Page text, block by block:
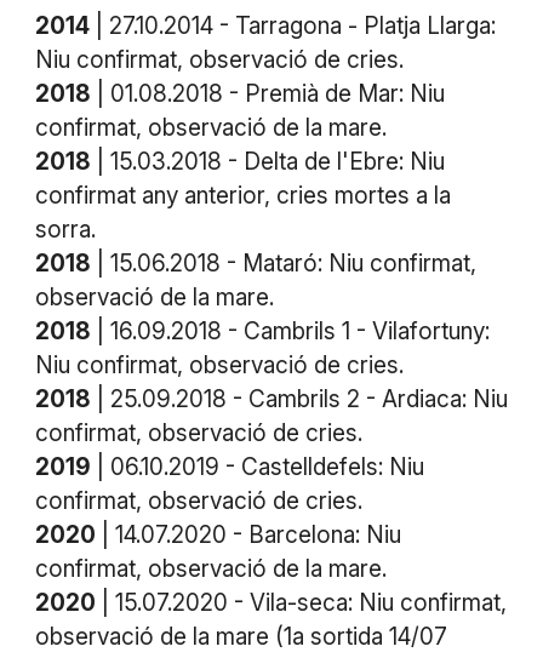
2014| 27.10.2014 - Tarragona - Platja Llarga:
Niu confirmat, observació de cries.
2018 | 01.08.2018 - Premià de Mar: Niu
confirmat, observació de la mare.
2018 | 15.03.2018 - Delta de l'Ebre: Niu
confirmat any anterior, cries mortes a la
sorra.
2018 | 15.06.2018 - Mataró: Niu confirmat,
observació de la mare.
2018 | 16.09.2018 - Cambrils 1 - Vilafortuny:
Niu confirmat, observació de cries.
2018 | 25.09.2018 - Cambrils 2 - Ardiaca: Niu
confirmat, observació de cries.
2019 | 06.10.2019 - Castelldefels: Niu
confirmat, observació de cries.
2020 | 14.07.2020 - Barcelona: Niu
confirmat, observació de la mare.
2020 | 15.07.2020 - Vila-seca: Niu confirmat,
observació de la mare (1a sortida 14/07